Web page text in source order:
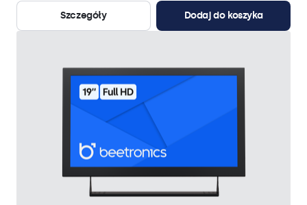
Szczegóły
Dodaj do koszyka